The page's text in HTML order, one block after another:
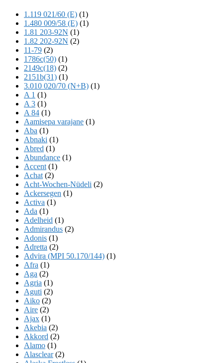
1.119 021/60 (E) (1)
1.480 009/58 (E) (1)
1.81 203-92N (1)
1.82 202-92N (2)
11-79 (2)
1786c(50) (1)
2149c(18) (2)
2151b(31) (1)
3.010 020/70 (N+B) (1)
A 1 (1)
A 3 (1)
A 84 (1)
Aamisepa varajane (1)
Aba (1)
Abnaki (1)
Abred (1)
Abundance (1)
Accent (1)
Achat (2)
Acht-Wochen-Nüdeli (2)
Ackersegen (1)
Activa (1)
Ada (1)
Adelheid (1)
Admirandus (2)
Adonis (1)
Adretta (2)
Advira (MPI 50.170/144) (1)
Afra (1)
Aga (2)
Agria (1)
Aguti (2)
Aiko (2)
Aire (2)
Ajax (1)
Akebia (2)
Akkord (2)
Alamo (1)
Alasclear(2)